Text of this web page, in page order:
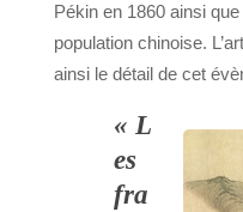
Pékin en 1860 ainsi
population chinoise.
ainsi le détail de cet
« L
es
fra